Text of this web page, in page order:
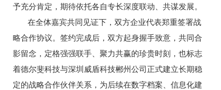
予充分肯定，期待依托各自专长深度联动、共谋发展。
在全体嘉宾共同见证下，双方企业代表郑重签署战
略合作协议。签约完成后，双方起身握手致意，共同合
影留念，定格强强联手、聚力共赢的珍贵时刻，也标志
着德尔斐科技与深圳威盾科技郴州公司正式建立长期稳
定的战略合作伙伴关系，为后续在数字档案、信息化建